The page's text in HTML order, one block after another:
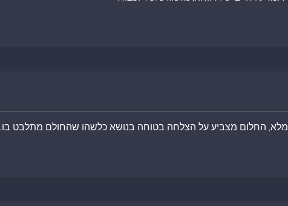
החלום מצביע על הצלחה בטוחה בנושא כלשהו שהחולם מתלבט בו.